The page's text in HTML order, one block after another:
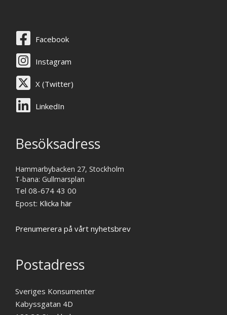
Facebook
Instagram
X (Twitter)
LinkedIn
Besöksadress
Hammarbybacken 27, Stockholm
T-bana: Gullmarsplan
Tel 08-674 43 00
Epost: Klicka här
Prenumerera på vårt nyhetsbrev
Postadress
Sveriges Konsumenter
Kabyssgatan 4D